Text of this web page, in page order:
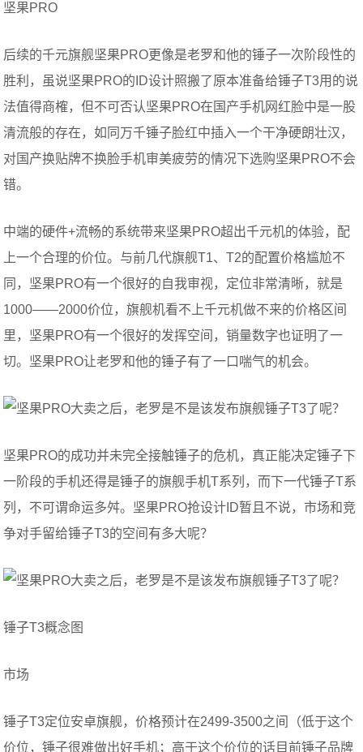
坚果PRO
后续的千元旗舰坚果PRO更像是老罗和他的锤子一次阶段性的
胜利，虽说坚果PRO的ID设计照搬了原本准备给锤子T3用的说
法值得商榷，但不可否认坚果PRO在国产手机网红脸中是一股
清流般的存在，如同万千锤子脸红中插入一个干净硬朗壮汉，
对国产换贴牌不换脸手机审美疲劳的情况下选购坚果PRO不会
错。
中端的硬件+流畅的系统带来坚果PRO超出千元机的体验，配
上一个合理的价位。与前几代旗舰T1、T2的配置价格尴尬不
同，坚果PRO有一个很好的自我审视，定位非常清晰，就是
1000——2000价位，旗舰机看不上千元机做不来的价格区间
里，坚果PRO有一个很好的发挥空间，销量数字也证明了一
切。坚果PRO让老罗和他的锤子有了一口喘气的机会。
坚果PRO的成功并未完全接触锤子的危机，真正能决定锤子下
一阶段的手机还得是锤子的旗舰手机T系列，而下一代锤子T系
列，不可谓命运多舛。坚果PRO抢设计ID暂且不说，市场和竞
争对手留给锤子T3的空间有多大呢？
锤子T3概念图
市场
锤子T3定位安卓旗舰，价格预计在2499-3500之间（低于这个
价位，锤子很难做出好手机；高于这个价位的话目前锤子品牌